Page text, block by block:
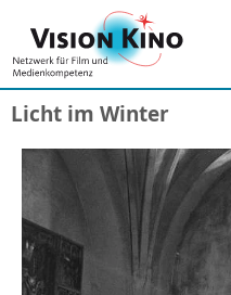
Licht im Winter